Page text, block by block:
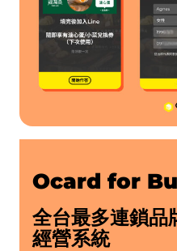
Ocard for
全台最多連鎖品
經營系統